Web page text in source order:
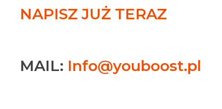
NAPISZ JUŻ TERAZ
MAIL: Info@youboost.pl